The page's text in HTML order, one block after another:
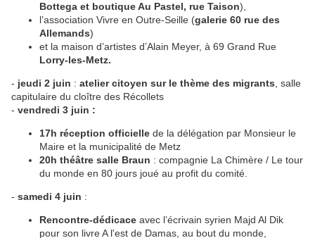
Bottega et boutique Au Pastel, rue Taison),
l’association Vivre en Outre-Seille (galerie 60 rue des
Allemands)
et la maison d’artistes d’Alain Meyer, à 69 Grand Rue
Lorry-les-Metz.
- jeudi 2 juin : atelier citoyen sur le thème des migrants , salle
capitulaire du cloître des Récollets
- vendredi 3 juin :
17h réception officielle de la délégation par Monsieur le
Maire et la municipalité de Metz
20h théâtre salle Braun : compagnie La Chimère / Le tour
du monde en 80 jours joué au profit du comité.
- samedi 4 juin :
Rencontre-dédicace avec l’écrivain syrien Majd Al Dik
pour son livre A l'est de Damas, au bout du monde,